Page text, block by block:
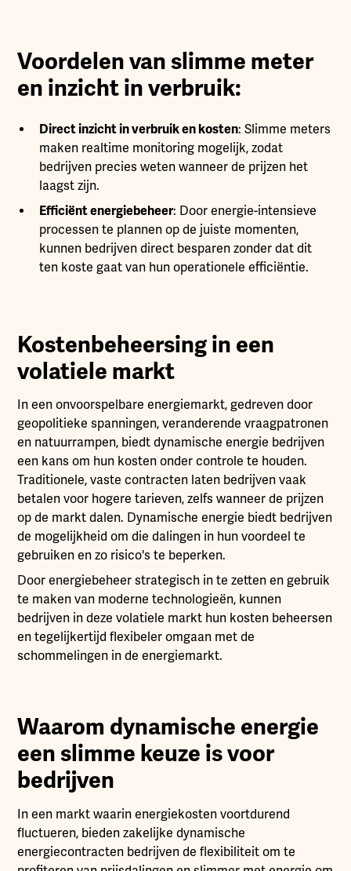
Voordelen van slimme meter
en inzicht in verbruik:
Direct inzicht in verbruik en kosten: Slimme meters
maken realtime monitoring mogelijk, zodat
bedrijven precies weten wanneer de prijzen het
laagst zijn.
Efficiënt energiebeheer: Door energie-intensieve
processen te plannen op de juiste momenten,
kunnen bedrijven direct besparen zonder dat dit
ten koste gaat van hun operationele efficiëntie.
Kostenbeheersing in een
volatiele markt
In een onvoorspelbare energiemarkt, gedreven door
geopolitieke spanningen, veranderende vraagpatronen
en natuurrampen, biedt dynamische energie bedrijven
een kans om hun kosten onder controle te houden.
Traditionele, vaste contracten laten bedrijven vaak
betalen voor hogere tarieven, zelfs wanneer de prijzen
op de markt dalen. Dynamische energie biedt bedrijven
de mogelijkheid om die dalingen in hun voordeel te
gebruiken en zo risico's te beperken.
Door energiebeheer strategisch in te zetten en gebruik
te maken van moderne technologieën, kunnen
bedrijven in deze volatiele markt hun kosten beheersen
en tegelijkertijd flexibeler omgaan met de
schommelingen in de energiemarkt.
Waarom dynamische energie
een slimme keuze is voor
bedrijven
In een markt waarin energiekosten voortdurend
fluctueren, bieden zakelijke dynamische
energiecontracten bedrijven de flexibiliteit om te